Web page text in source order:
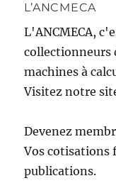
L’ANCMECA
L'ANCMECA,
collectionneurs
machines à
Visitez notre
Devenez
Vos cotisations
publications.